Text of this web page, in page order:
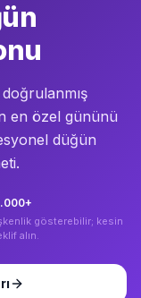
en özel gününü
düğün
gösterebilir; kesin
alın.